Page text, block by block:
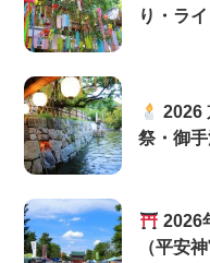
り・ラ
2026
祭・御
2026
（平安